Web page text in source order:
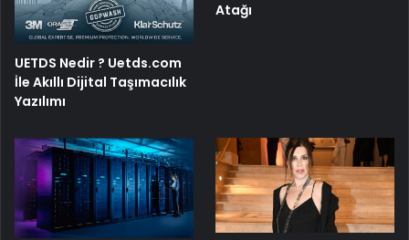
UETDS Nedir ? Uetds.com
İle Akıllı Dijital Taşımacılık
Yazılımı
Atağı